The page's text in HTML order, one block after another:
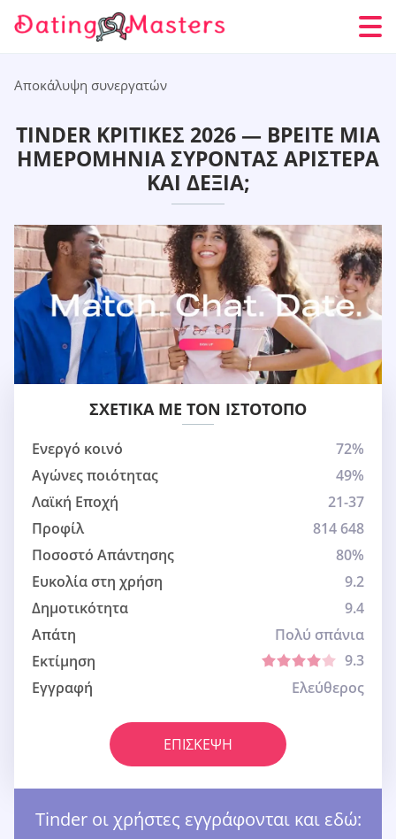
Αποκάλυψη συνεργατών
TINDER ΚΡΙΤΙΚΈΣ 2026 — ΒΡΕΊΤΕ ΜΙΑ
ΗΜΕΡΟΜΗΝΊΑ ΣΎΡΟΝΤΑΣ ΑΡΙΣΤΕΡΆ
ΚΑΙ ΔΕΞΙΆ;
ΣΧΕΤΙΚΆ ΜΕ ΤΟΝ ΙΣΤΌΤΟΠΟ
Ενεργό κοινό
72%
Αγώνες ποιότητας
49%
Λαϊκή Εποχή
21-37
Προφίλ
814 648
Ποσοστό Απάντησης
80%
Ευκολία στη χρήση
9.2
Δημοτικότητα
9.4
Απάτη
Πολύ σπάνια
Εκτίμηση
9.3
Εγγραφή
Ελεύθερος
ΕΠΊΣΚΕΨΗ
Tinder οι χρήστες εγγράφονται και εδώ: